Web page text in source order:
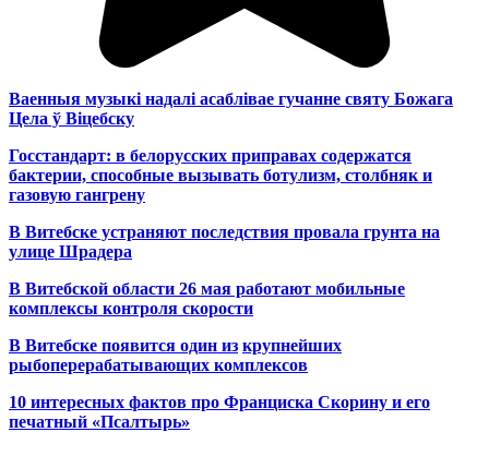
Ваенныя музыкі надалі асаблівае гучанне святу Божага
Цела ў Віцебску
Госстандарт: в белорусских приправах содержатся
бактерии, способные вызывать ботулизм, столбняк и
газовую гангрену
В Витебске устраняют последствия провала грунта на
улице Шрадера
В Витебской области 26 мая работают мобильные
комплексы контроля скорости
В Витебске появится один из крупнейших
рыбоперерабатывающих комплексов
10 интересных фактов про Франциска Скорину и его
печатный «Псалтырь»